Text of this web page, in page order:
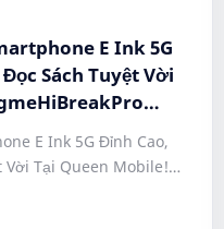
E Ink 5G
Sách Tuyệt Vời
E Ink 5G Đỉnh Cao,
Tại Queen Mobile!